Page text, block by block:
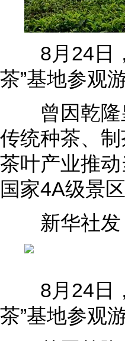
8月24日，
茶”基地参观游
曾因乾隆皇
传统种茶、
茶叶产业推
国家4A级景区
新华社发
8月24日，
茶”基地参观游